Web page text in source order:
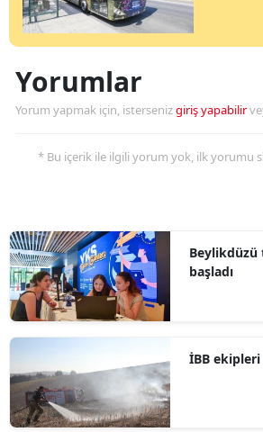
Yorumlar
Yorum yapmak için, istersenizgiriş yapabilir
* Bu içerik ile ilgili yorum yok, ilk yorumu
başladı
İBB ekipleri